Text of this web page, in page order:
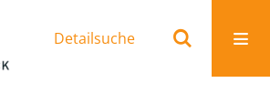
Detailsuche